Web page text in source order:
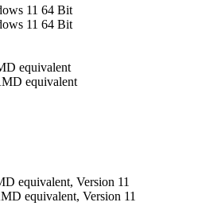
11 64 Bit
11 64 Bit
equivalent
equivalent
equivalent, Version 11
equivalent, Version 11